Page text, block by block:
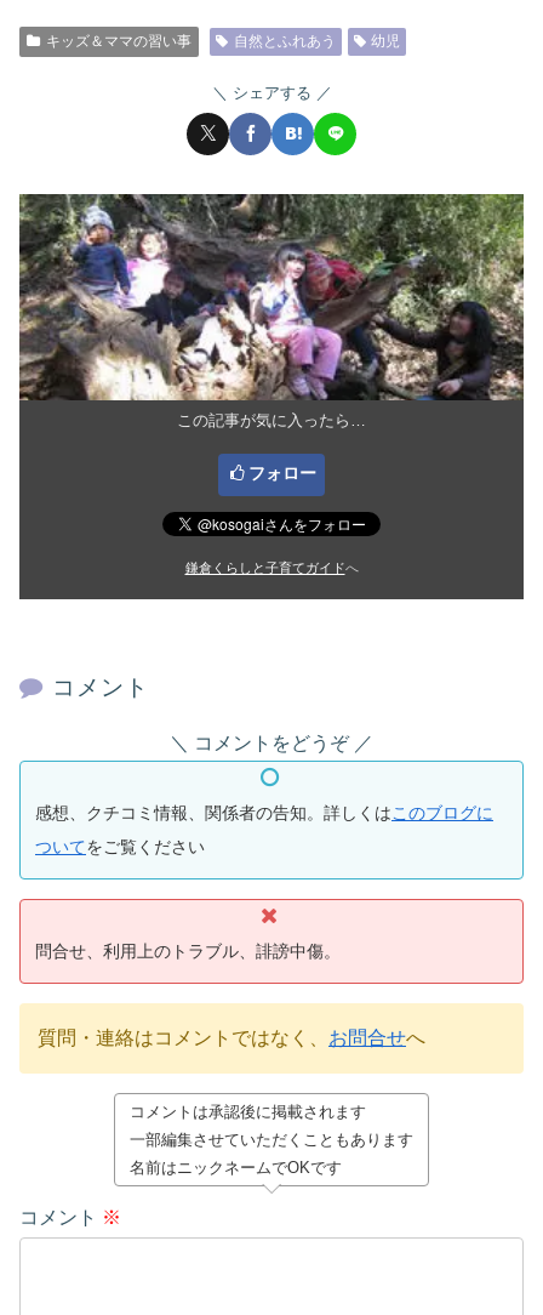
キッズ＆ママの習い事 自然とふれあう 幼児
シェアする
この記事が気に入ったら…
フォロー
鎌倉くらしと子育てガイドへ
コメント
コメントをどうぞ
感想、クチコミ情報、関係者の告知。詳しくはこのブログに
ついてをご覧ください
問合せ、利用上のトラブル、誹謗中傷。
質問・連絡はコメントではなく、 お問合せへ
コメントは承認後に掲載されます
一部編集させていただくこともあります
名前はニックネームでOKです
コメント ※